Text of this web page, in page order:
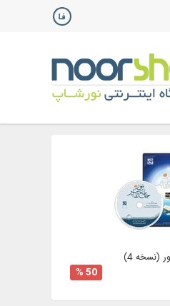
(نسخه 4)
50 %